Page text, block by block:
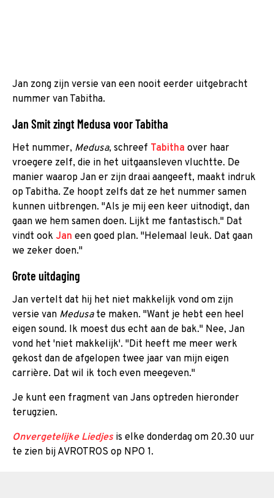
Jan zong zijn versie van een nooit eerder uitgebracht
nummer van Tabitha.
Jan Smit zingt Medusa voor Tabitha
Het nummer, Medusa, schreef Tabitha over haar
vroegere zelf, die in het uitgaansleven vluchtte. De
manier waarop Jan er zijn draai aangeeft, maakt indruk
op Tabitha. Ze hoopt zelfs dat ze het nummer samen
kunnen uitbrengen. "Als je mij een keer uitnodigt, dan
gaan we hem samen doen. Lijkt me fantastisch." Dat
vindt ook Jan een goed plan. "Helemaal leuk. Dat gaan
we zeker doen."
Grote uitdaging
Jan vertelt dat hij het niet makkelijk vond om zijn
versie van Medusate maken. "Want je hebt een heel
eigen sound. Ik moest dus echt aan de bak." Nee, Jan
vond het 'niet makkelijk'. "Dit heeft me meer werk
gekost dan de afgelopen twee jaar van mijn eigen
carrière. Dat wil ik toch even meegeven."
Je kunt een fragment van Jans optreden hieronder
terugzien.
Onvergetelijke Liedjes is elke donderdag om 20.30 uur
te zien bij AVROTROS op NPO 1.